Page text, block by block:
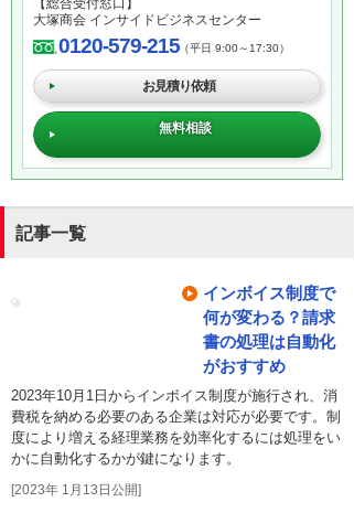
【総合受付窓口】
大塚商会 インサイドビジネスセンター
0120-579-215（平日 9:00～17:30）
お見積り依頼
無料相談
記事一覧
インボイス制度で
何が変わる？請求
書の処理は自動化
がおすすめ
2023年10月1日からインボイス制度が施行され、消
費税を納める必要のある企業は対応が必要です。制
度により増える経理業務を効率化するには処理をい
かに自動化するかが鍵になります。
[2023年 1月13日公開]